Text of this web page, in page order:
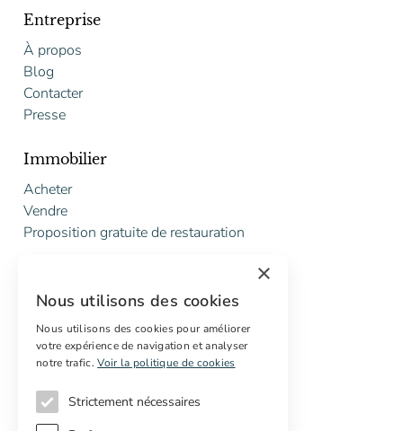
Entreprise
À propos
Blog
Contacter
Presse
Immobilier
Acheter
Vendre
Proposition gratuite de restauration
Marketing digital
Acheteurs internationaux
Propriétés off-market
×
Nous utilisons des cookies
Nous utilisons des cookies pour améliorer
votre expérience de navigation et analyser
notre trafic. Voir la politique de cookies
Strictement nécessaires